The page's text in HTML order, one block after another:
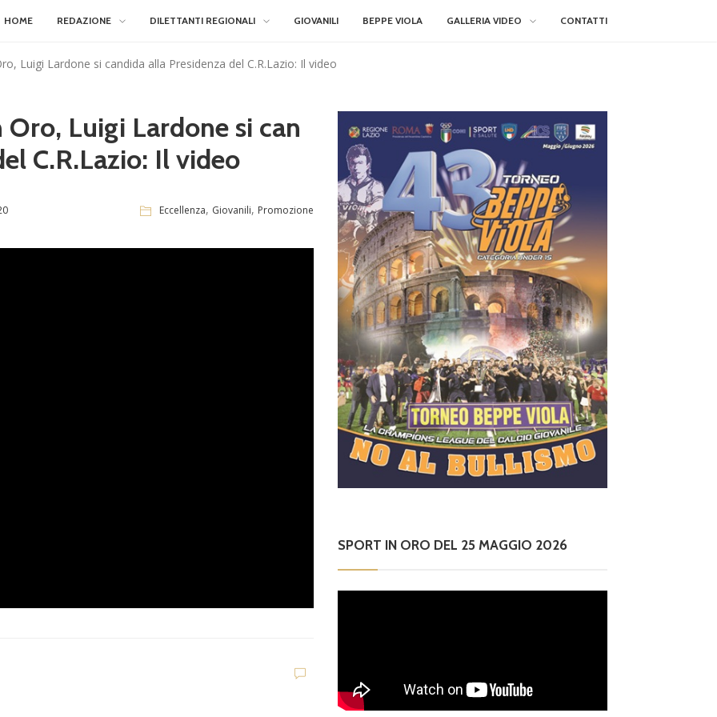
HOME REDAZIONE DILETTANTI REGIONALI GIOVANILI BEPPE VIOLA GALLERIA VIDEO CONTATTI
Luigi Lardone si candida alla Presidenza del C.R.Lazio: Il video
Luigi Lardone si can
C.R.Lazio: Il video
Eccellenza, Giovanili, Promozione
ore giovanile Giorgio
SPORT IN ORO DEL 25 MAGGIO 2026